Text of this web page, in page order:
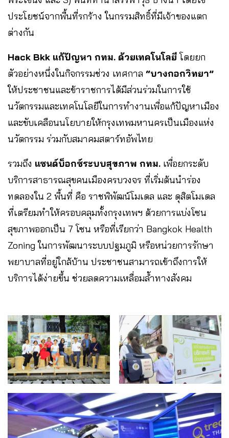
ประโยชน์จากพื้นที่รกร้าง ในกรรมสิทธิ์ที่มีเจ้าของแตก
ต่างกัน
Hack Bkk แก้ปัญหา กทม.​ ด้วยเทคโนโลยีโดยยก
ตัวอย่างหนึ่งในกิจกรรมช่วง เทศกาล “บางกอกวิทยา”
ให้ประชาชนและข้าราชการได้มีส่วนร่วมในการใช้
นวัตกรรมและเทคโนโลยีในการทำงานเพื่อแก้ปัญหาเมือง
และขับเคลือนนโยบายให้กรุงเทพมหานครเป็นเมืองแห่ง
นวัตกรรม ร่วมกับสมาคมสตาร์ทอัพไทย
รวมถึง แซนด์บ็อกซ์ระบบสุขภาพ กทม. เพื่อยกระดับ
บริการสาธารณสุขคนเมืองครบวงจร ที่เริ่มต้นนำร่อง
ทดลองใน 2 พื้นที่ คือ ราชพิพัฒน์โมเดล และ ดุสิตโมเดล
ที่เตรียมทำให้ครอบคลุมทั้งกรุงเทพฯ ด้วยการแบ่งโซน
สุขภาพออกเป็น 7 โซน หรือที่เรียกว่า Bangkok Health
Zoning ในการพัฒนาระบบปฐมภูมิ หรือหน่วยการรักษา
พยาบาลที่อยู่ใกล้บ้าน ประชาชนสามารถเข้าถึงการให้
บริการได้ง่ายขึ้น ช่วยลดความเหลื่อมล้ำทางสังคม